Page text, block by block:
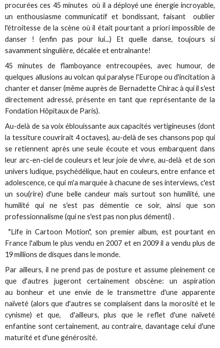
procurées ces 45 minutes où il a déployé une énergie incroyable,
un enthousiasme communicatif et bondissant, faisant oublier
l'étroitesse de la scène où il était pourtant a priori impossible de
danser ! (enfin pas pour lui...) Et quelle danse, toujours si
savamment singulière, décalée et entraînante!
45 minutes de flamboyance entrecoupées, avec humour, de
quelques allusions au volcan qui paralyse l'Europe ou d'incitation à
chanter et danser (même auprès de Bernadette Chirac à qui il s'est
directement adressé, présente en tant que représentante de la
Fondation Hôpitaux de Paris).
Au-delà de sa voix éblouissante aux capacités vertigineuses (dont
la tessiture couvrirait 4 octaves), au-delà de ses chansons pop qui
se retiennent après une seule écoute et vous embarquent dans
leur arc-en-ciel de couleurs et leur joie de vivre, au-delà et de son
univers ludique, psychédélique, haut en couleurs, entre enfance et
adolescence, ce qui m'a marquée à chacune de ses interviews, c'est
un sou(rire) d'une belle candeur mais surtout son humilité, une
humilité qui ne s'est pas démentie ce soir, ainsi que son
professionnalisme (qui ne s'est pas non plus démenti) .
"Life in Cartoon Motion", son premier album, est pourtant en
France l'album le plus vendu en 2007 et en 2009 il a vendu plus de
19 millions de disques dans le monde.
Par ailleurs, il ne prend pas de posture et assume pleinement ce
que d'autres jugeront certainement obscène: un aspiration
au bonheur et une envie de le transmettre d'une apparente
naïveté (alors que d'autres se complaisent dans la morosité et le
cynisme) et que, d'ailleurs, plus que le reflet d'une naïveté
enfantine sont certainement, au contraire, davantage celui d'une
maturité et d'une générosité.